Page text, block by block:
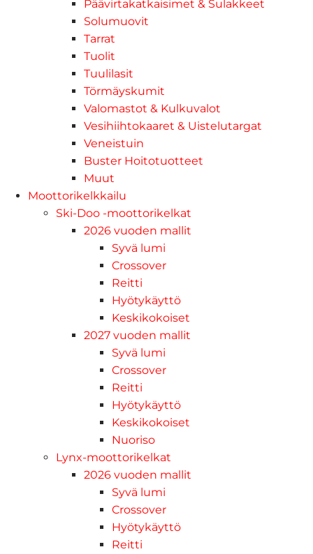
Päävirtakatkaisimet & Sulakkeet
Solumuovit
Tarrat
Tuolit
Tuulilasit
Törmäyskumit
Valomastot & Kulkuvalot
Vesihiihtokaaret & Uistelutargat
Veneistuin
Buster Hoitotuotteet
Muut
Moottorikelkkailu
Ski-Doo -moottorikelkat
2026 vuoden mallit
Syvä lumi
Crossover
Reitti
Hyötykäyttö
Keskikokoiset
2027 vuoden mallit
Syvä lumi
Crossover
Reitti
Hyötykäyttö
Keskikokoiset
Nuoriso
Lynx-moottorikelkat
2026 vuoden mallit
Syvä lumi
Crossover
Hyötykäyttö
Reitti